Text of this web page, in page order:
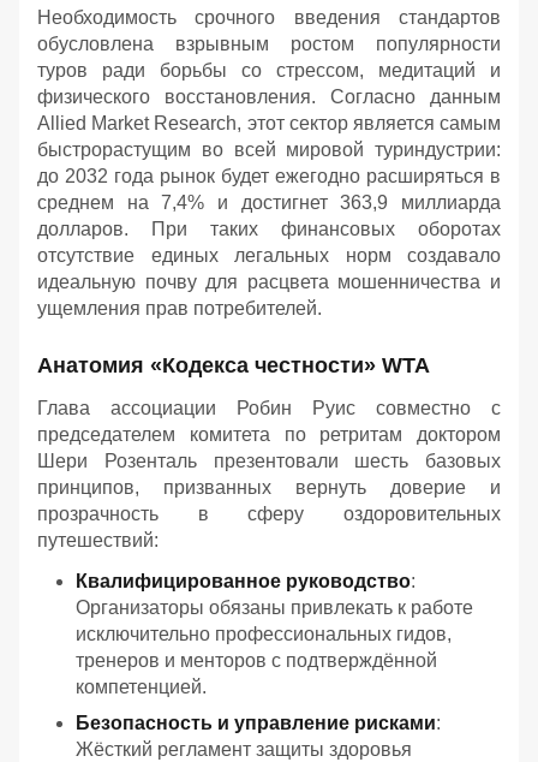
Необходимость срочного введения стандартов
обусловлена взрывным ростом популярности
туров ради борьбы со стрессом, медитаций и
физического восстановления. Согласно данным
Allied Market Research, этот сектор является самым
быстрорастущим во всей мировой туриндустрии:
до 2032 года рынок будет ежегодно расширяться в
среднем на 7,4% и достигнет 363,9 миллиарда
долларов. При таких финансовых оборотах
отсутствие единых легальных норм создавало
идеальную почву для расцвета мошенничества и
ущемления прав потребителей.
Анатомия «Кодекса честности» WTA
Глава ассоциации Робин Руис совместно с
председателем комитета по ретритам доктором
Шери Розенталь презентовали шесть базовых
принципов, призванных вернуть доверие и
прозрачность в сферу оздоровительных
путешествий:
Квалифицированное руководство:
Организаторы обязаны привлекать к работе
исключительно профессиональных гидов,
тренеров и менторов с подтверждённой
компетенцией.
Безопасность и управление рисками:
Жёсткий регламент защиты здоровья